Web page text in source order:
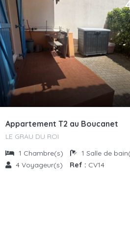
Appartement T2 au Boucanet
LE GRAU DU ROI
1 Chambre(s) 1 Salle de
4 Voyageur(s) Ref : CV14